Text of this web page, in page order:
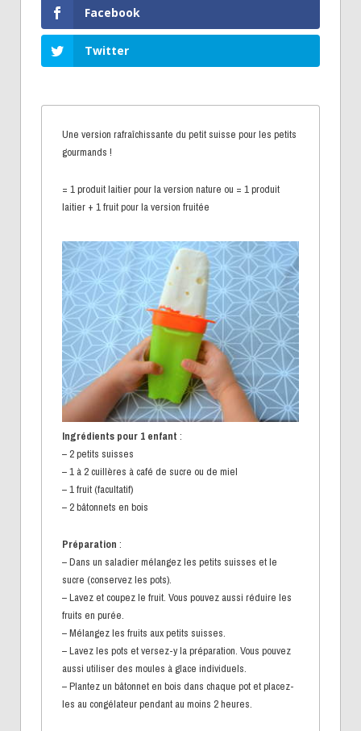
Facebook
Twitter
Une version rafraîchissante du petit suisse pour les petits
gourmands !
= 1 produit laitier pour la version nature ou = 1 produit
laitier + 1 fruit pour la version fruitée
Ingrédients pour 1 enfant :
– 2 petits suisses
– 1 à 2 cuillères à café de sucre ou de miel
– 1 fruit (facultatif)
– 2 bâtonnets en bois
Préparation :
– Dans un saladier mélangez les petits suisses et le
sucre (conservez les pots).
– Lavez et coupez le fruit. Vous pouvez aussi réduire les
fruits en purée.
– Mélangez les fruits aux petits suisses.
– Lavez les pots et versez-y la préparation. Vous pouvez
aussi utiliser des moules à glace individuels.
– Plantez un bâtonnet en bois dans chaque pot et placez-
les au congélateur pendant au moins 2 heures.